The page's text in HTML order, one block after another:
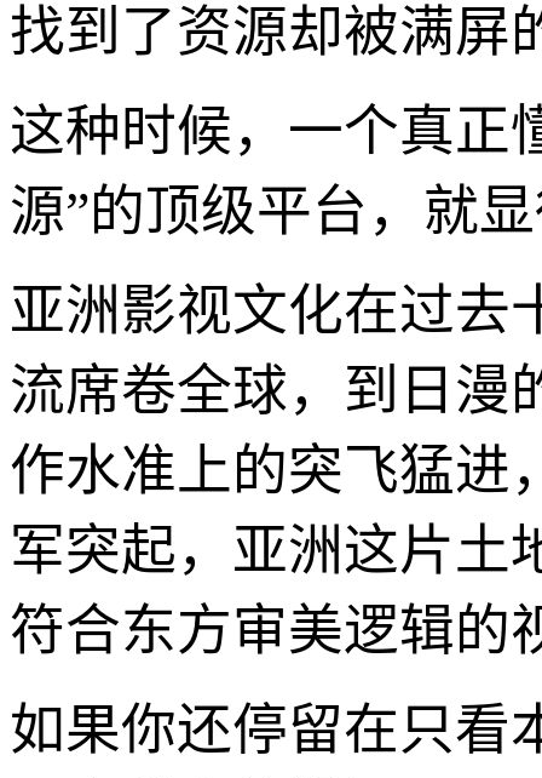
找到了资源却被满屏
这种时候，一个真正
源”的顶级平台，就
亚洲影视文化在过去
流席卷全球，到日漫
作水准上的突飞猛进
军突起，亚洲这片土
符合东方审美逻辑的
如果你还停留在只看